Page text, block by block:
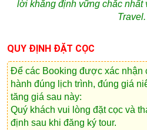
lời khẳng định vững chắc nhất
Travel.
QUY ĐỊNH ĐẶT CỌC
Để các Booking được xác nhận
hành đúng lịch trình, đúng giá
tăng giá sau này:
Quý khách vui lòng đặt cọc và
định sau khi đăng ký tour.